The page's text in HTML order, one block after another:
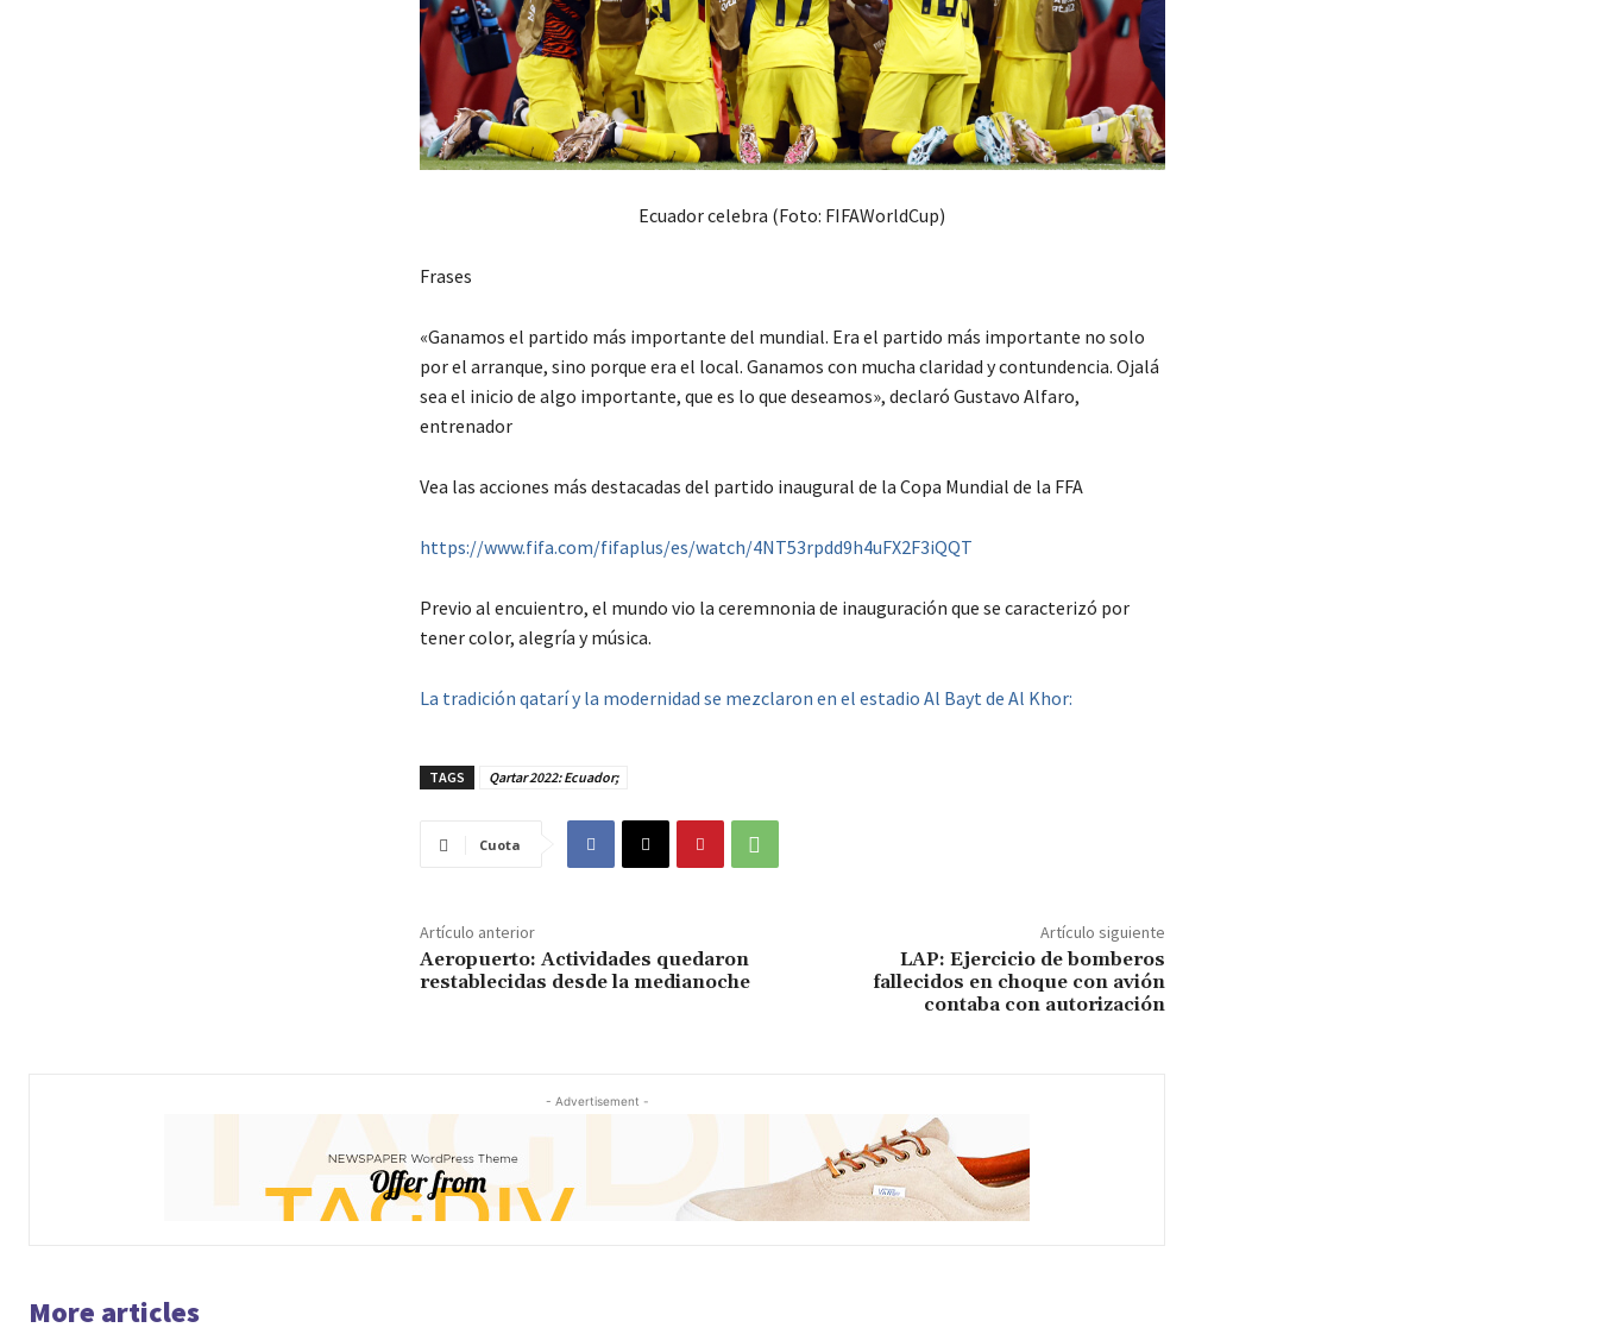
Ecuador celebra (Foto: FIFAWorldCup)
Frases
«Ganamos el partido más importante del mundial. Era el partido más importante no solo
por el arranque, sino porque era el local. Ganamos con mucha claridad y contundencia. Ojalá
sea el inicio de algo importante, que es lo que deseamos», declaró Gustavo Alfaro,
entrenador
Vea las acciones más destacadas del partido inaugural de la Copa Mundial de la FFA
https://www.fifa.com/fifaplus/es/watch/4NT53rpdd9h4uFX2F3iQQT
Previo al encuientro, el mundo vio la ceremnonia de inauguración que se caracterizó por
tener color, alegría y música.
La tradición qatarí y la modernidad se mezclaron en el estadio Al Bayt de Al Khor:
TAGS Qartar 2022: Ecuador;
Cuota
Artículo anterior
Aeropuerto: Actividades quedaron
restablecidas desde la medianoche
Artículo siguiente
LAP: Ejercicio de bomberos
fallecidos en choque con avión
contaba con autorización
- Advertisement -
More articles